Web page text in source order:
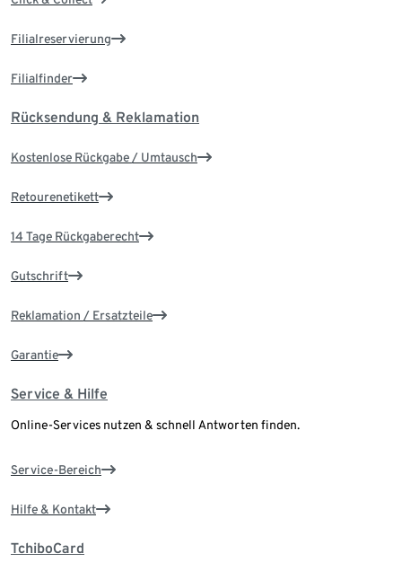
Filialreservierung
Filialfinder
Rücksendung & Reklamation
Kostenlose Rückgabe / Umtausch
Retourenetikett
14 Tage Rückgaberecht
Gutschrift
Reklamation / Ersatzteile
Garantie
Service & Hilfe
Online-Services nutzen & schnell Antworten finden.
Service-Bereich
Hilfe & Kontakt
TchiboCard